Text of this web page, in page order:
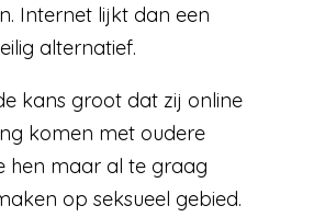
Internet lijkt dan een
alternatief.
kans groot dat zij online
komen met oudere
hen maar al te graag
op seksueel gebied.